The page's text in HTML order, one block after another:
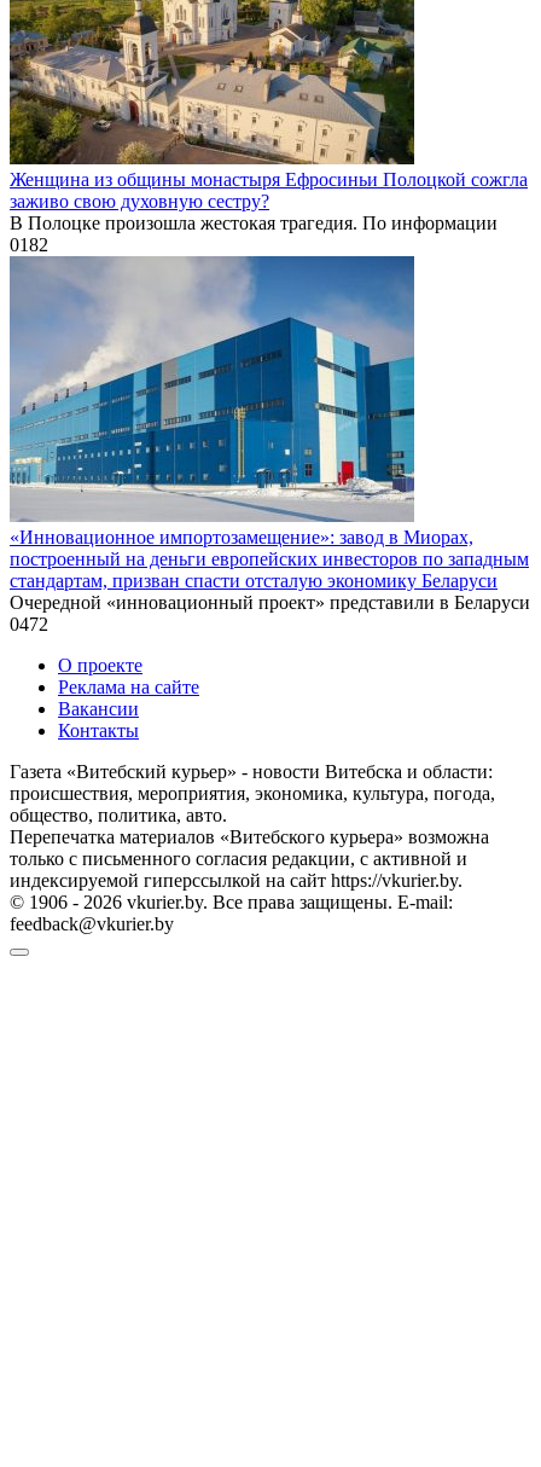
Женщина из общины монастыря Ефросиньи Полоцкой сожгла
заживо свою духовную сестру?
В Полоцке произошла жестокая трагедия. По информации
0182
«Инновационное импортозамещение»: завод в Миорах,
построенный на деньги европейских инвесторов по западным
стандартам, призван спасти отсталую экономику Беларуси
Очередной «инновационный проект» представили в Беларуси
0472
О проекте
Реклама на сайте
Вакансии
Контакты
Газета «Витебский курьер» - новости Витебска и области:
происшествия, мероприятия, экономика, культура, погода,
общество, политика, авто.
Перепечатка материалов «Витебского курьера» возможна
только с письменного согласия редакции, с активной и
индексируемой гиперссылкой на сайт https://vkurier.by.
© 1906 - 2026 vkurier.by. Все права защищены. E-mail:
feedback@vkurier.by